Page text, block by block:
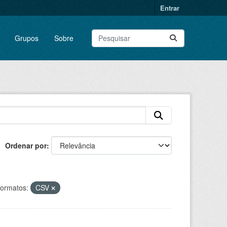
Entrar
Grupos Sobre
Ordenar por
CSV